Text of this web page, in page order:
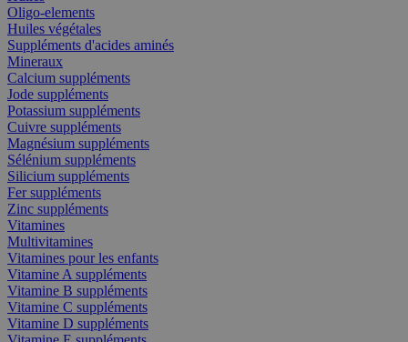
Oligo-elements
Huiles végétales
Suppléments d'acides aminés
Mineraux
Calcium suppléments
Jode suppléments
Potassium suppléments
Cuivre suppléments
Magnésium suppléments
Sélénium suppléments
Silicium suppléments
Fer suppléments
Zinc suppléments
Vitamines
Multivitamines
Vitamines pour les enfants
Vitamine A suppléments
Vitamine B suppléments
Vitamine C suppléments
Vitamine D suppléments